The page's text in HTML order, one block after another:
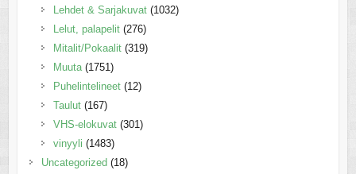
Lehdet & Sarjakuvat (1032)
Lelut, palapelit (276)
Mitalit/Pokaalit (319)
Muuta (1751)
Puhelintelineet (12)
Taulut (167)
VHS-elokuvat (301)
vinyyli (1483)
Uncategorized (18)